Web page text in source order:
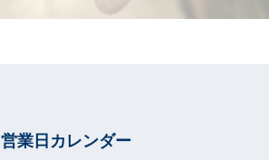
営業日カレンダー